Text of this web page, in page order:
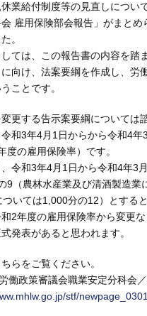
業給付制度等の見直しについ
雇用保険部会報告」がまとめ
。
ては、この報告書の内容を踏
向け、法案要綱を作成し、労
ことです。
更する告示案要綱については
和3年4月1日からから令和4年
度の雇用保険率）です。
令和3年4月1日から令和4年3
9（農林水産業及び清酒製造業
いては1,000分の12）とする
2年度の雇用保険率から変更な
発表があると思われます。
らをご覧ください。
働政策審議会職業安定分科会／
stf/